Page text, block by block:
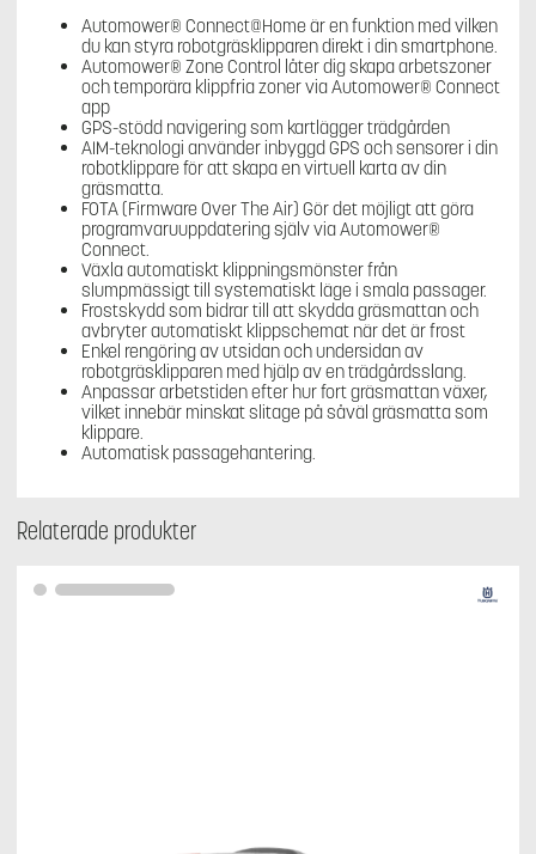
Automower® Connect@Home är en funktion med vilken
du kan styra robotgräsklipparen direkt i din smartphone.
Automower® Zone Control låter dig skapa arbetszoner
och temporära klippfria zoner via Automower® Connect
app
GPS-stödd navigering som kartlägger trädgården
AIM-teknologi använder inbyggd GPS och sensorer i din
robotklippare för att skapa en virtuell karta av din
gräsmatta.
FOTA (Firmware Over The Air) Gör det möjligt att göra
programvaruuppdatering själv via Automower®
Connect.
Växla automatiskt klippningsmönster från
slumpmässigt till systematiskt läge i smala passager.
Frostskydd som bidrar till att skydda gräsmattan och
avbryter automatiskt klippschemat när det är frost
Enkel rengöring av utsidan och undersidan av
robotgräsklipparen med hjälp av en trädgårdsslang.
Anpassar arbetstiden efter hur fort gräsmattan växer,
vilket innebär minskat slitage på såväl gräsmatta som
klippare.
Automatisk passagehantering.
Relaterade produkter